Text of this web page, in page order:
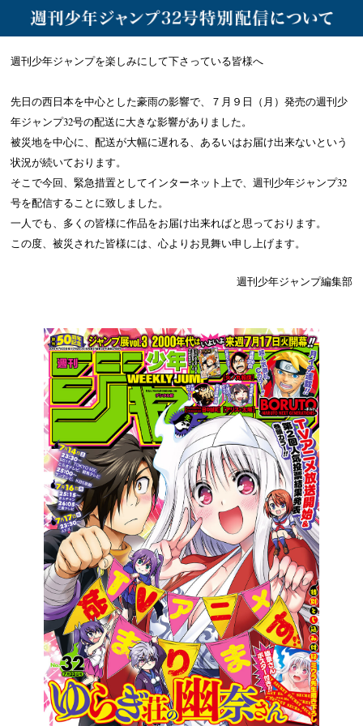
週刊少年ジャンプを楽しみにして下さっている皆様へ
先日の西日本を中心とした豪雨の影響で、７月９日（月）発売の週刊少
年ジャンプ32号の配送に大きな影響がありました。
被災地を中心に、配送が大幅に遅れる、あるいはお届け出来ないという
状況が続いております。
そこで今回、緊急措置としてインターネット上で、週刊少年ジャンプ32
号を配信することに致しました。
一人でも、多くの皆様に作品をお届け出来ればと思っております。
この度、被災された皆様には、心よりお見舞い申し上げます。
週刊少年ジャンプ編集部